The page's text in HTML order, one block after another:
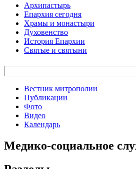
Архипастырь
Епархия сегодня
Храмы и монастыри
Духовенство
История Епархии
Святые и святыни
Вестник митрополии
Публикации
Фото
Видео
Календарь
Медико-социальное